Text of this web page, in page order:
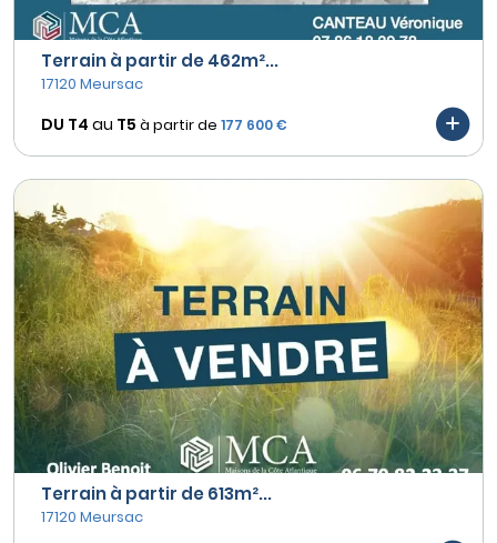
Terrain à partir de 462m²...
17120 Meursac
DU T4 au T5 à partir de 177 600 €
Terrain à partir de 613m²...
17120 Meursac